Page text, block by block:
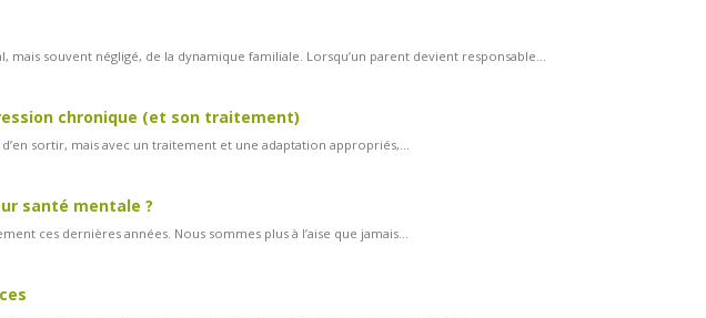
mais souvent négligé, de la dynamique familiale. Lorsqu’un parent devient responsable...
chronique (et son traitement)
sortir, mais avec un traitement et une adaptation appropriés,...
santé mentale ?
ces dernières années. Nous sommes plus à l’aise que jamais...